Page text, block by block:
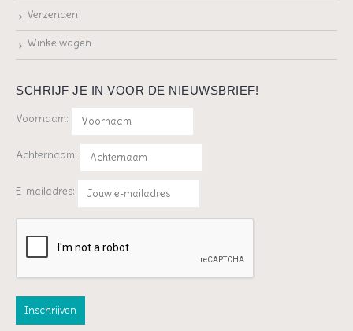
Verzenden
Winkelwagen
SCHRIJF JE IN VOOR DE NIEUWSBRIEF!
Voornaam:
Achternaam:
E-mailadres: